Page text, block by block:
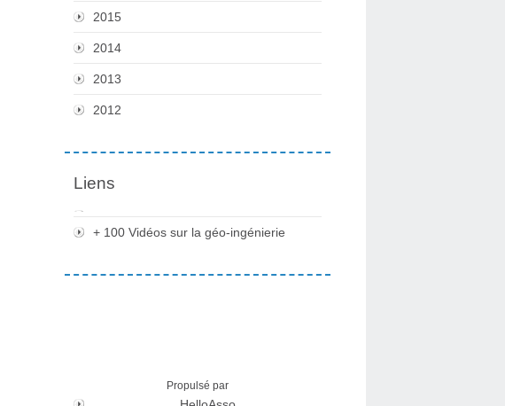
2015
2014
2013
2012
Liens
+ 100 Vidéos sur la géo-ingénierie
Propulsé par